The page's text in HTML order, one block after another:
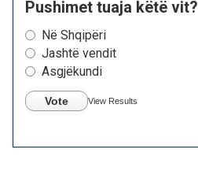
Pushimet tuaja këtë vit?
Në Shqipëri
Jashtë vendit
Asgjëkundi
Vote View Results